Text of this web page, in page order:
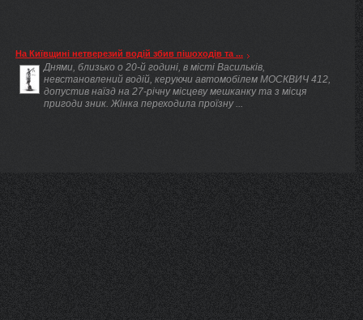
На Київщині нетверезий водій збив пішоходів та ...
Днями, близько о 20-й годині, в місті Васильків,
невстановлений водій, керуючи автомобілем МОСКВИЧ 412,
допустив наїзд на 27-річну місцеву мешканку та з місця
пригоди зник. Жінка переходила проїзну ...